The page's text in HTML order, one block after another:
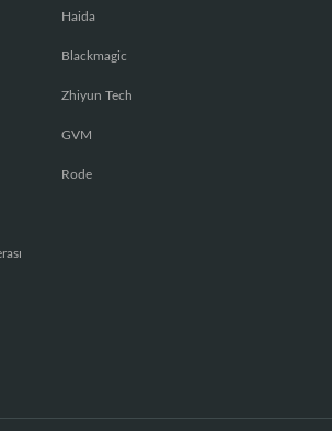
Haida
Blackmagic
Zhiyun Tech
GVM
Rode